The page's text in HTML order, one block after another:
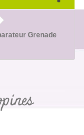
Grenade